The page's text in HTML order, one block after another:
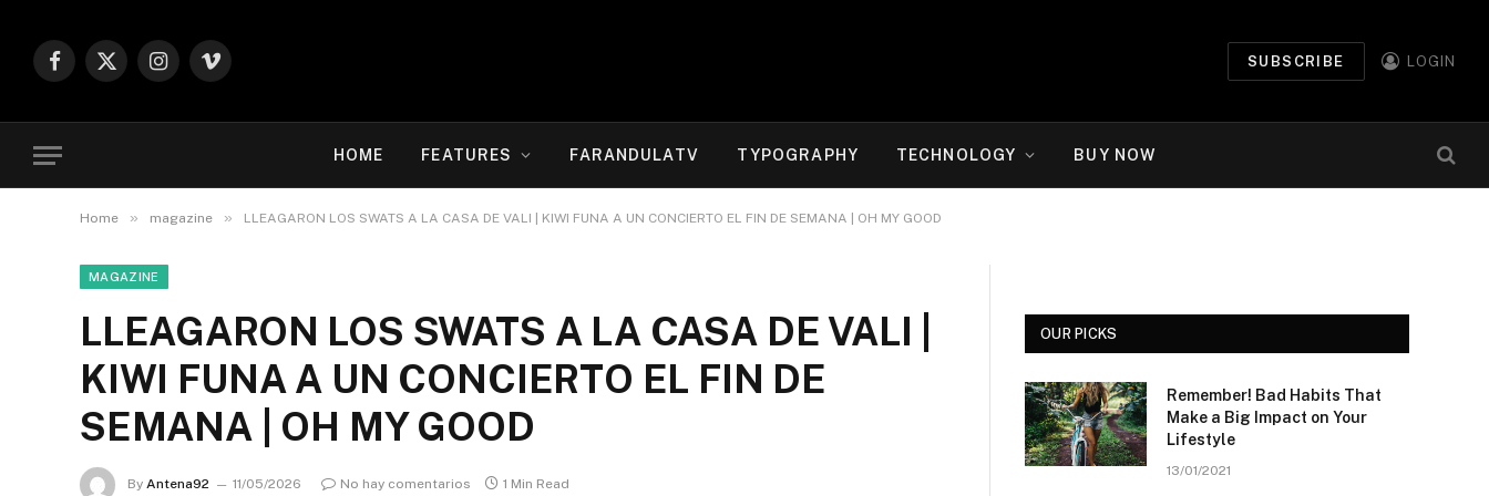
Facebook
X
Instagram
Vimeo
SUBSCRIBE LOGIN
HOME FEATURES FARANDULATV TYPOGRAPHY TECHNOLOGY BUY NOW
Home » magazine » LLEAGARON LOS SWATS A LA CASA DE VALI | KIWI FUNA A UN CONCIERTO EL FIN DE SEMANA | OH MY GOOD
MAGAZINE
LLEAGARON LOS SWATS A LA CASA DE VALI |
KIWI FUNA A UN CONCIERTO EL FIN DE
SEMANA | OH MY GOOD
By Antena92 11/05/2026 No hay comentarios 1 Min Read
OUR PICKS
Remember! Bad Habits That
Make a Big Impact on Your
Lifestyle
13/01/2021